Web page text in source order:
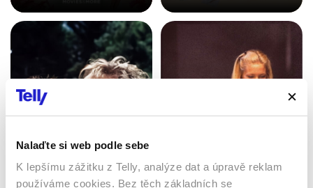
Nalaďte si web podle sebe
K lepšímu zážitku z Telly, analýze dat a úpravě reklam
používáme cookies. Bez těch základních se
Rosamunde Pilcher:
Jak ztratit kluka v 10